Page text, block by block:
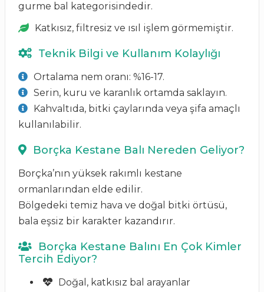
gurme bal kategorisindedir.
Katkısız, filtresiz ve ısıl işlem görmemiştir.
Teknik Bilgi ve Kullanım Kolaylığı
Ortalama nem oranı: %16-17.
Serin, kuru ve karanlık ortamda saklayın.
Kahvaltıda, bitki çaylarında veya şifa amaçlı
kullanılabilir.
Borçka Kestane Balı Nereden Geliyor?
Borçka’nın yüksek rakımlı kestane
ormanlarından elde edilir.
Bölgedeki temiz hava ve doğal bitki örtüsü,
bala eşsiz bir karakter kazandırır.
Borçka Kestane Balını En Çok Kimler
Tercih Ediyor?
Doğal, katkısız bal arayanlar